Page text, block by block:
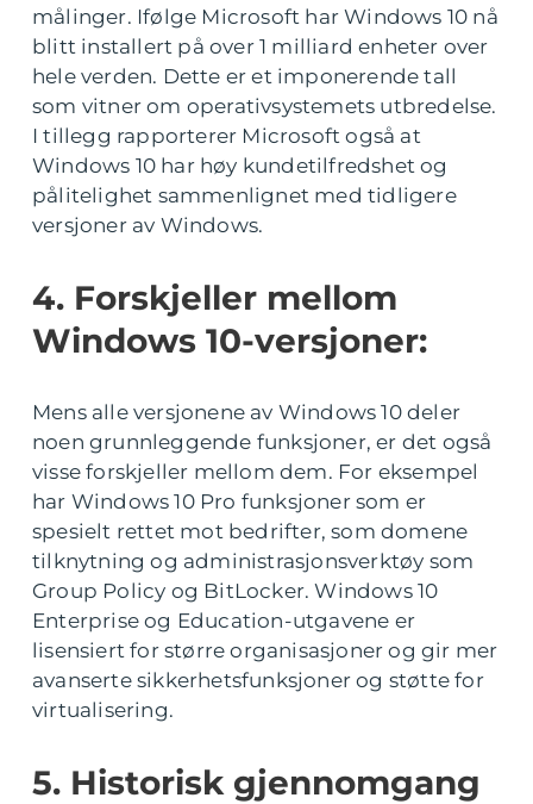
målinger. Ifølge Microsoft har Windows 10 nå
blitt installert på over 1 milliard enheter over
hele verden. Dette er et imponerende tall
som vitner om operativsystemets utbredelse.
I tillegg rapporterer Microsoft også at
Windows 10 har høy kundetilfredshet og
pålitelighet sammenlignet med tidligere
versjoner av Windows.
4. Forskjeller mellom
Windows 10-versjoner:
Mens alle versjonene av Windows 10 deler
noen grunnleggende funksjoner, er det også
visse forskjeller mellom dem. For eksempel
har Windows 10 Pro funksjoner som er
spesielt rettet mot bedrifter, som domene
tilknytning og administrasjonsverktøy som
Group Policy og BitLocker. Windows 10
Enterprise og Education-utgavene er
lisensiert for større organisasjoner og gir mer
avanserte sikkerhetsfunksjoner og støtte for
virtualisering.
5. Historisk gjennomgang